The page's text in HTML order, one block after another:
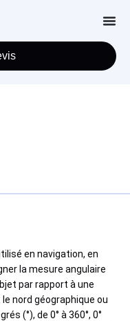
en navigation, en
la mesure angulaire
par rapport à une
nord géographique ou
(°), de 0° à 360°, 0°